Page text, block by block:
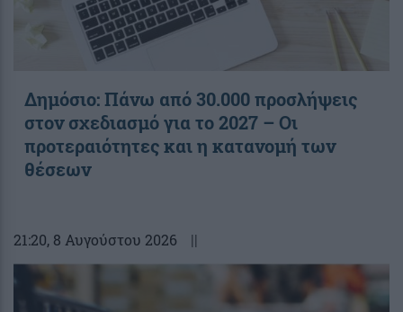
Δημόσιο: Πάνω από 30.000 προσλήψεις
στον σχεδιασμό για το 2027 – Οι
προτεραιότητες και η κατανομή των
θέσεων
21:20, 8 Αυγούστου 2026 ||